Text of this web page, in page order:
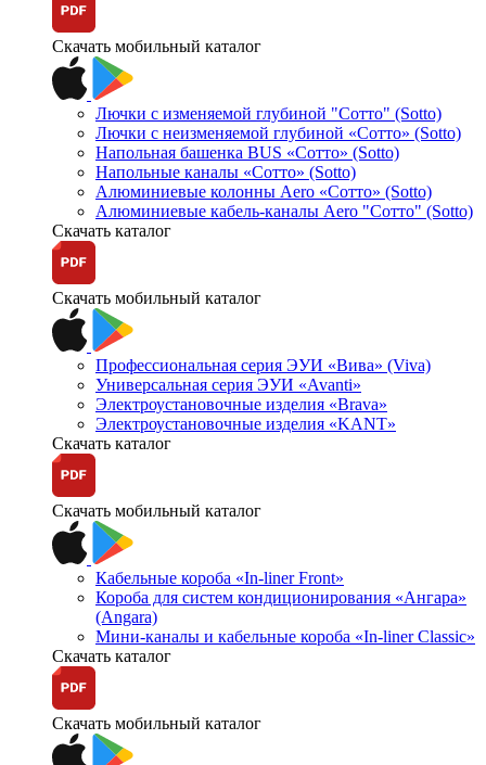
Скачать мобильный каталог
Лючки с изменяемой глубиной "Сотто" (Sotto)
Лючки с неизменяемой глубиной «Сотто» (Sotto)
Напольная башенка BUS «Сотто» (Sotto)
Напольные каналы «Сотто» (Sotto)
Алюминиевые колонны Aero «Сотто» (Sotto)
Алюминиевые кабель-каналы Aero "Сотто" (Sotto)
Скачать каталог
Скачать мобильный каталог
Профессиональная серия ЭУИ «Вива» (Viva)
Универсальная серия ЭУИ «Avanti»
Электроустановочные изделия «Brava»
Электроустановочные изделия «KANT»
Скачать каталог
Скачать мобильный каталог
Кабельные короба «In-liner Front»
Короба для систем кондиционирования «Ангара»
(Angara)
Мини-каналы и кабельные короба «In-liner Classic»
Скачать каталог
Скачать мобильный каталог